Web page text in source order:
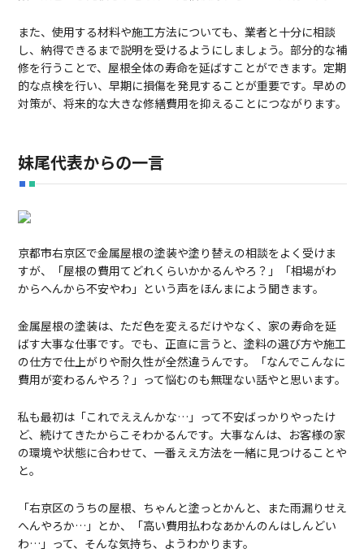
また、使用する材料や施工方法についても、業者と十分に相談
し、納得できるまで説明を受けるようにしましょう。部分的な補
修を行うことで、屋根全体の寿命を延ばすことができます。定期
的な点検を行い、早期に損傷を発見することが重要です。早めの
対策が、将来的な大きな修繕費用を抑えることにつながります。
妹尾代表からの一言
京都市右京区で金属屋根の塗装や塗り替えの相談をよく受けま
すが、「屋根の費用てどれくらいかかるんやろ？」「相場がわ
からへんから不安やわ」という声をほんまによう聞きます。
金属屋根の塗装は、ただ色を変えるだけやなく、家の寿命を延
ばす大事な仕事です。でも、正直に言うと、塗料の選び方や施工
の仕方で仕上がりや耐久性が全然違うんです。「なんでこんなに
費用が変わるんやろ？」って悩むのも無理ない話やと思います。
私も最初は「これでええんかな…」って不安ばっかりやったけ
ど、続けてきたからこそわかるんです。大事なんは、お客様の家
の環境や状態に合わせて、一番ええ方法を一緒に見つけることや
と。
「右京区のうちの屋根、ちゃんと塗っとかんと、また雨漏りせえ
へんやろか…」とか、「高い費用払わなあかんのんはしんどい
わ…」って、そんな気持ち、ようわかります。